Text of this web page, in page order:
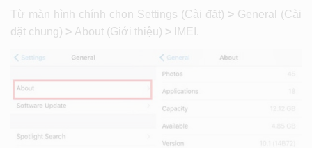
Từ màn hình chính chọn Settings (Cài đặt) > General (Cài
đặt chung) > About (Giới thiệu) > IMEI.